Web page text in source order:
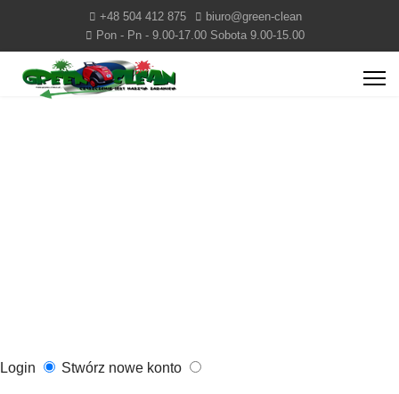
+48 504 412 875
biuro@green-clean
Pon - Pn - 9.00-17.00 Sobota 9.00-15.00
Login Stwórz nowe konto